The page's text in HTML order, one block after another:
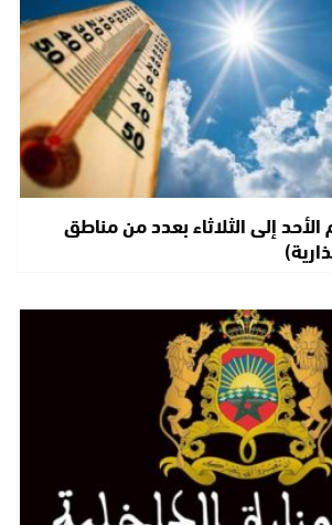
إلى الثلاثاء بعدد من مناطق